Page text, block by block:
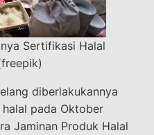
Sertifikasi Halal
diberlakukannya
pada Oktober
Jaminan Produk Halal